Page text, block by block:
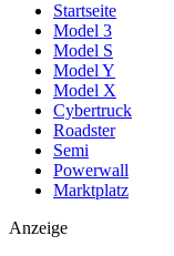
Startseite
Model 3
Model S
Model Y
Model X
Cybertruck
Roadster
Semi
Powerwall
Marktplatz
Anzeige